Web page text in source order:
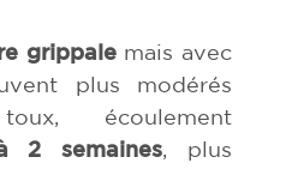
grippalemais avec
plus modérés
écoulement
2 semaines , plus